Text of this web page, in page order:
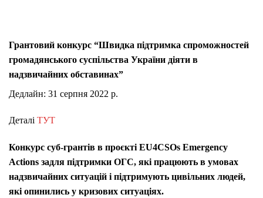
Грантовий конкурс “Швидка підтримка спроможностей
громадянського суспільства України діяти в
надзвичайних обставинах”
Дедлайн: 31 серпня 2022 р.
Деталі ТУТ
Конкурс суб-грантів в проєкті EU4CSOs Emergency
Actions задля підтримки ОГС, які працюють в умовах
надзвичайних ситуацій і підтримують цивільних людей,
які опинились у кризових ситуаціях.